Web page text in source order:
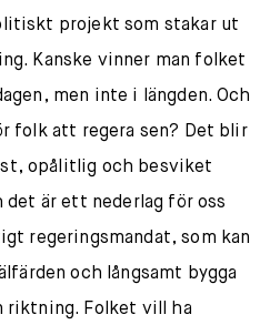
projekt som stakar ut
Kanske vinner man folket
men inte i längden. Och
folk att regera sen? Det blir
opålitlig och besviket
är ett nederlag för oss
regeringsmandat, som kan
och långsamt bygga
riktning. Folket vill ha